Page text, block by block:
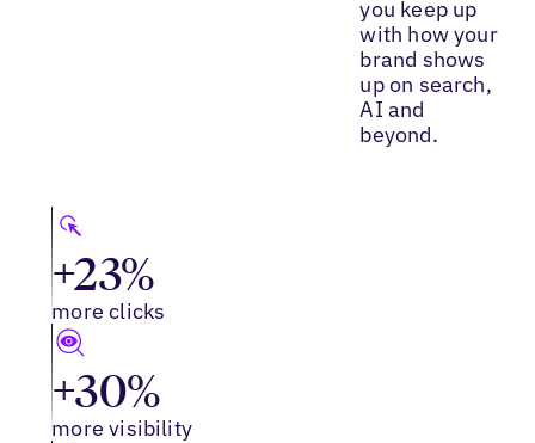
you keep up
with how your
brand shows
up on search,
AI and
beyond.
+23%
more clicks
+30%
more visibility